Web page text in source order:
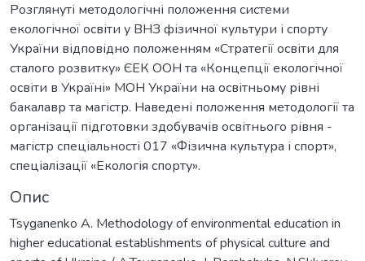
Розглянуті методологічні положення системи
екологічної освіти у ВНЗ фізичної культури і спорту
України відповідно положенням «Стратегії освіти для
сталого розвитку» ЄЕК ООН та «Концепції екологічної
освіти в Україні» МОН України на освітньому рівні
бакалавр та магістр. Наведені положення методології та
організації підготовки здобувачів освітнього рівня -
магістр спеціальності 017 «Фізична культура і спорт»,
спеціалізації «Екологія спорту».
Опис
Tsyganenko A. Methodology of environmental education in
higher educational establishments of physical culture and